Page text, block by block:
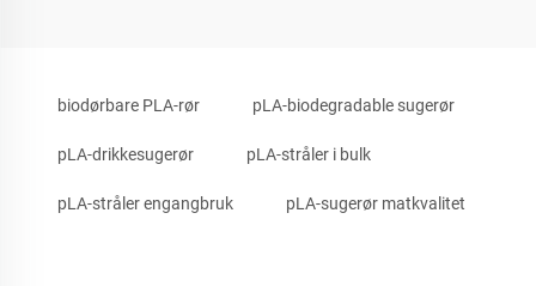
biodørbare PLA-rør pLA-biodegradable sugerør
pLA-drikkesugerør pLA-stråler i bulk
pLA-stråler engangbruk pLA-sugerør matkvalitet